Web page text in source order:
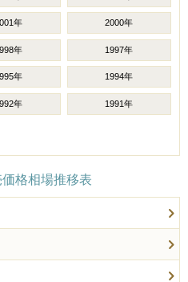
年 2000年
年 1997年
年 1994年
年 1991年
格相場推移表